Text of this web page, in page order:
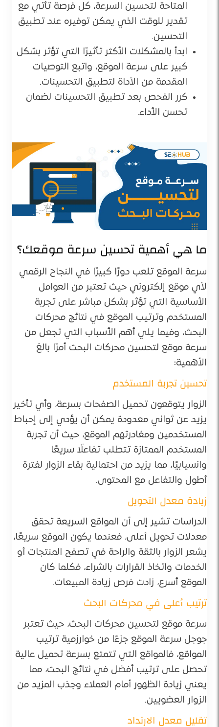
المتاحة لتحسين السرعة، كل فرصة تأتي مع
تقدير للوقت الذي يمكن توفيره عند تطبيق
التحسين.
ابدأ بالمشكلات الأكثر تأثيرًا التي تؤثر بشكل
كبير على سرعة الموقع، واتبع التوصيات
المقدمة من الأداة لتطبيق التحسينات.
كرر الفحص بعد تطبيق التحسينات لضمان
تحسن الأداء.
ما هي أهمية تحسين سرعة موقعك؟
سرعة الموقع تلعب دورًا كبيرًا في النجاح الرقمي
لأي موقع إلكتروني حيث تعتبر من العوامل
الأساسية التي تؤثر بشكل مباشر على تجربة
المستخدم وترتيب الموقع في نتائج محركات
البحث، وفيما يلي أهم الأسباب التي تجعل من
سرعة موقع لتحسين محركات البحث أمرًا بالغ
الأهمية:
تحسين تجربة المستخدم
الزوار يتوقعون تحميل الصفحات بسرعة، وأي تأخير
يزيد عن ثواني معدودة يمكن أن يؤدي إلى إحباط
المستخدمين ومغادرتهم الموقع، حيث أن تجربة
المستخدم الممتازة تتطلب تفاعلًا سريعًا
وانسيابيًا، مما يزيد من احتمالية بقاء الزوار لفترة
أطول والتفاعل مع المحتوى.
زيادة معدل التحويل
الدراسات تشير إلى أن المواقع السريعة تحقق
معدلات تحويل أعلى، فعندما يكون الموقع سريعًا،
يشعر الزوار بالثقة والراحة في تصفح المنتجات أو
الخدمات واتخاذ القرارات بالشراء، فكلما كان
الموقع أسرع، زادت فرص زيادة المبيعات.
ترتيب أعلى في محركات البحث
سرعة موقع لتحسين محركات البحث، حيث تعتبر
جوجل سرعة الموقع جزءًا من خوارزمية ترتيب
المواقع، فالمواقع التي تتمتع بسرعة تحميل عالية
تحصل على ترتيب أفضل في نتائج البحث، مما
يعني زيادة الظهور أمام العملاء وجذب المزيد من
الزوار العضويين.
تقليل معدل الارتداد